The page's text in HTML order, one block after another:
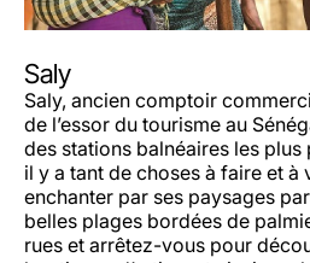
Saly
Saly, ancien comptoir
de l’essor du tourisme au
des stations balnéaires les
il y a tant de choses à faire et à
enchanter par ses paysages
belles plages bordées de
rues et arrêtez-vous pour